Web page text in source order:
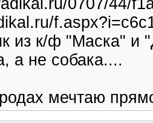
из к/ф "Маска" и
а не собака....
мечтаю